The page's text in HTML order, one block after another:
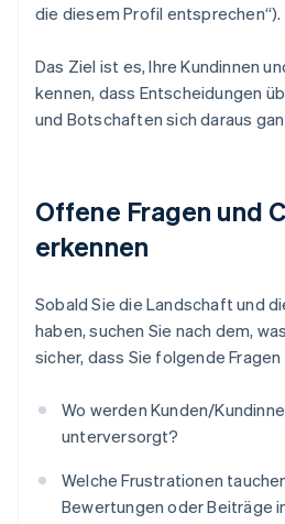
die diesem Profil entsprechen“).
Das Ziel ist es, Ihre Kundinnen
kennen, dass Entscheidungen
und Botschaften sich daraus
Offene Fragen und
erkennen
Sobald Sie die Landschaft und
haben, suchen Sie nach dem,
sicher, dass Sie folgende
Wo werden Kunden/
unterversorgt?
Welche Frustrationen
Bewertungen oder Beiträge